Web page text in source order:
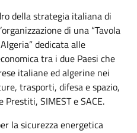
della strategia italiana di
di una “Tavola
dedicata alle
tra i due Paesi che
italiane ed algerine nei
trasporti, difesa e spazio,
Prestiti, SIMEST e SACE.
la sicurezza energetica